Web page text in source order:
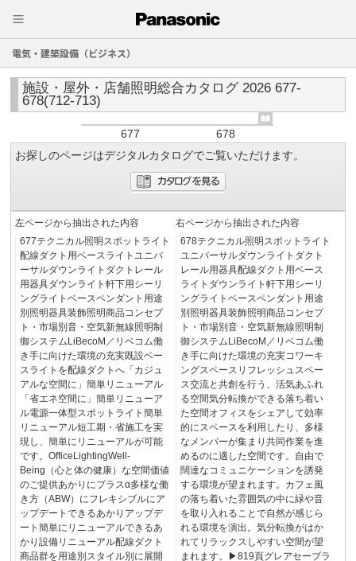
電気・建築設備（ビジネス）
施設・屋外・店舗照明総合カタログ 2026 677-
678(712-713)
677
678
お探しのページはデジタルカタログでご覧いただけます。
左ページから抽出された内容
677テクニカル照明スポットライト
配線ダクト用ベースライトユニバ
ーサルダウンライトダクトレール
用器具ダウンライト軒下用シーリ
ングライトベースペンダント用途
別照明器具装飾照明商品コンセプ
ト・市場別音・空気新無線照明制
御システムLiBecoM／リベコム働
き手に向けた環境の充実既設ベー
スライトを配線ダクトへ「カジュ
アルな空間に」簡単リニューアル
「省エネ空間に」簡単リニューア
ル電源一体型スポットライト簡単
リニューアル短工期・省施工を実
現し、簡単にリニューアルが可能
です。OfficeLightingWell-
Being（心と体の健康）な空間価値
のご提供あかりにプラスα多様な働
き方（ABW）にフレキシブルにア
ップデートできるあかりアップデ
ート簡単にリニューアルできるあ
かり設備リニューアル配線ダクト
商品群を用途別スタイル別に展開
右ページから抽出された内容
678テクニカル照明スポットライト
ユニバーサルダウンライトダクト
レール用器具配線ダクト用ベース
ライトダウンライト軒下用シーリ
ングライトベースペンダント用途
別照明器具装飾照明商品コンセプ
ト・市場別音・空気新無線照明制
御システムLiBecoM／リベコム働
き手に向けた環境の充実コワーキ
ングスペースリフレッシュスペー
ス交流と共創を行う、活気あふれ
る空間気分転換ができる落ち着い
た空間オフィスをシェアして効率
的にスペースを利用したり、多様
なメンバーが集まり共同作業を進
めるのに適した空間です。自由で
闊達なコミュニケーションを誘発
する環境が望まれます。カフェ風
の落ち着いた雰囲気の中に緑や音
を取り入れることで自然が感じら
れる環境を演出。気分転換がはか
れてリラックスしやすい空間が望
まれます。▶819頁グレアセーブラ